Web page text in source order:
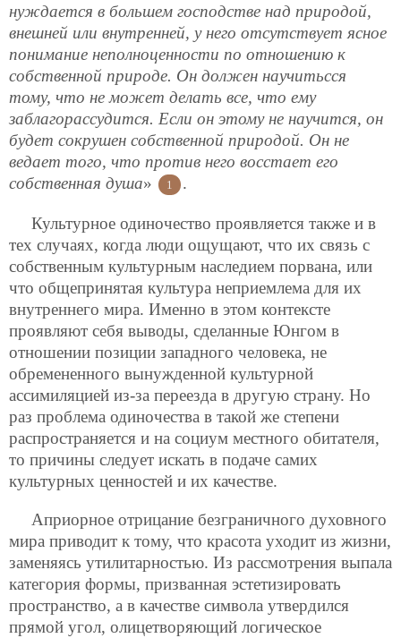
нуждается в большем господстве над природой,
внешней или внутренней, у него отсутствует ясное
понимание неполноценности по отношению к
собственной природе. Он должен научитьсся
тому, что не может делать все, что ему
заблагорассудится. Если он этому не научится, он
будет сокрушен собственной природой. Он не
ведает того, что против него восстает его
собственная душа» 1 .
Культурное одиночество проявляется также и в
тех случаях, когда люди ощущают, что их связь с
собственным культурным наследием порвана, или
что общепринятая культура неприемлема для их
внутреннего мира. Именно в этом контексте
проявляют себя выводы, сделанные Юнгом в
отношении позиции западного человека, не
обремененного вынужденной культурной
ассимиляцией из-за переезда в другую страну. Но
раз проблема одиночества в такой же степени
распространяется и на социум местного обитателя,
то причины следует искать в подаче самих
культурных ценностей и их качестве.
Априорное отрицание безграничного духовного
мира приводит к тому, что красота уходит из жизни,
заменяясь утилитарностью. Из рассмотрения выпала
категория формы, призванная эстетизировать
пространство, а в качестве символа утвердился
прямой угол, олицетворяющий логическое